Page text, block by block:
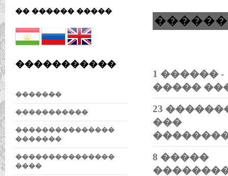
1 ������ -
�����
23
���
8 �����
�� ������ �����
�����������
�������
�����������
���������������
�������
���������������
����